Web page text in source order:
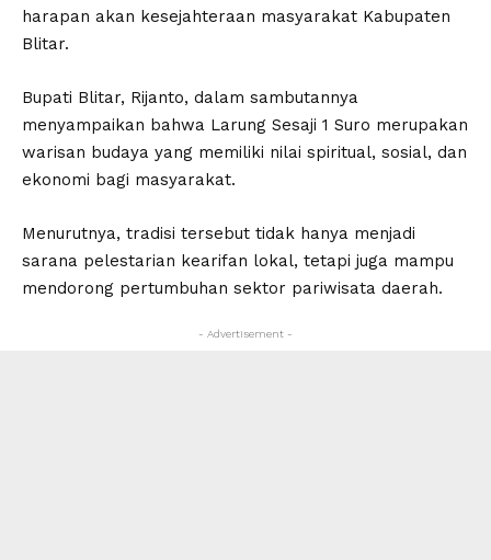
harapan akan kesejahteraan masyarakat Kabupaten
Blitar.
Bupati Blitar, Rijanto, dalam sambutannya
menyampaikan bahwa Larung Sesaji 1 Suro merupakan
warisan budaya yang memiliki nilai spiritual, sosial, dan
ekonomi bagi masyarakat.
Menurutnya, tradisi tersebut tidak hanya menjadi
sarana pelestarian kearifan lokal, tetapi juga mampu
mendorong pertumbuhan sektor pariwisata daerah.
- Advertisement -